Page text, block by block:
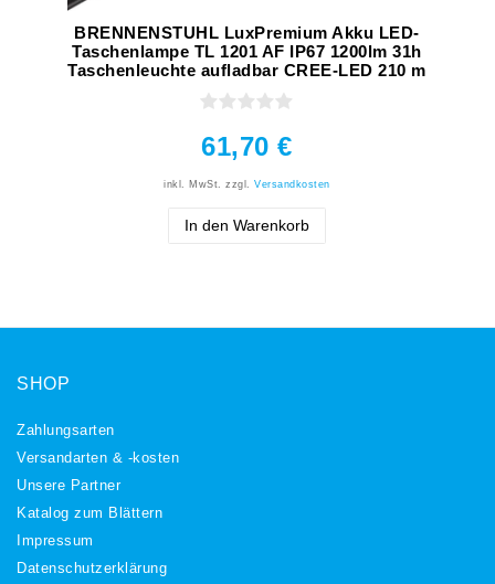
BRENNENSTUHL LuxPremium Akku LED-
Taschenlampe TL 1201 AF IP67 1200lm 31h
Taschenleuchte aufladbar CREE-LED 210 m
61,70 €
inkl. MwSt. zzgl.Versandkosten
In den Warenkorb
SHOP
Zahlungsarten
Versandarten & -kosten
Unsere Partner
Katalog zum Blättern
Impressum
Daten­schutz­erklärung